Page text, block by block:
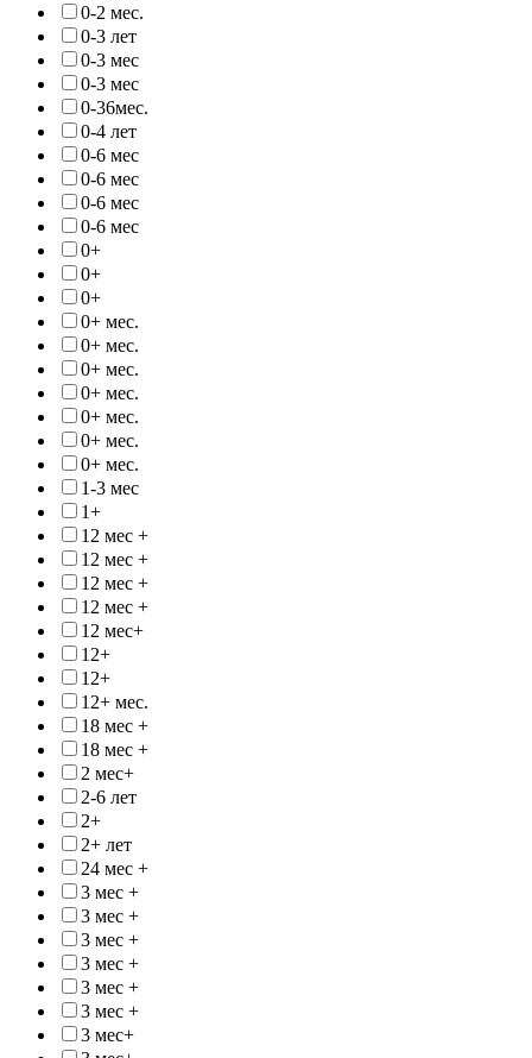
0-2 мес.
0-3 лет
0-3 мес
0-3 мес
0-36мес.
0-4 лет
0-6 мес
0-6 мес
0-6 мес
0-6 мес
0+
0+
0+
0+ мес.
0+ мес.
0+ мес.
0+ мес.
0+ мес.
0+ мес.
0+ мес.
1-3 мес
1+
12 мес +
12 мес +
12 мес +
12 мес +
12 мес+
12+
12+
12+ мес.
18 мес +
18 мес +
2 мес+
2-6 лет
2+
2+ лет
24 мес +
3 мес +
3 мес +
3 мес +
3 мес +
3 мес +
3 мес +
3 мес+